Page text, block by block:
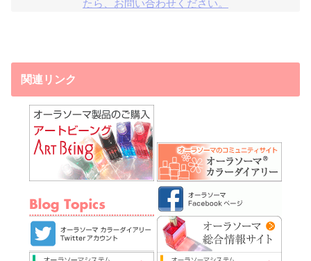
たら、お問い合わせください。
関連リンク